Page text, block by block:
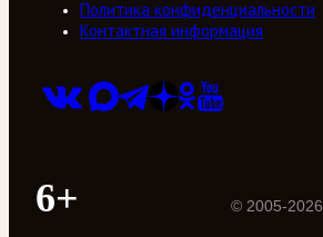
Политика конфиденциальности
Контактная информация
6+ © 2005-2026